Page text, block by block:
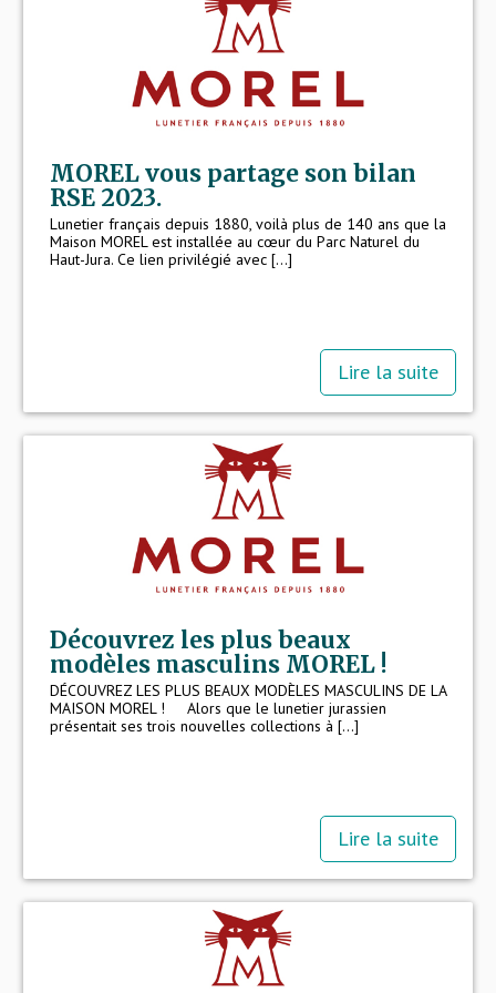
Lightec, qui propose des lunettes de vue
au design épuré. Innovante et chic, cette
collection place le confort et la légèreté
au cœur de ses montures.
Plus qu’un nom,Morel est également
MOREL vous partage son bilan
RSE 2023.
Lunetier français depuis 1880, voilà plus de 140 ans que la
Maison MOREL est installée au cœur du Parc Naturel du
Haut-Jura. Ce lien privilégié avec [...]
Lire la suite
Découvrez les plus beaux
modèles masculins MOREL !
DÉCOUVREZ LES PLUS BEAUX MODÈLES MASCULINS DE LA
MAISON MOREL ! Alors que le lunetier jurassien
présentait ses trois nouvelles collections à [...]
Lire la suite